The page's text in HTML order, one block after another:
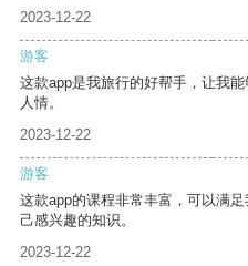
2023-12-22
游客
这款app是我旅行的好帮手，让我
人情。
2023-12-22
游客
这款app的课程非常丰富，可以满
己感兴趣的知识。
2023-12-22